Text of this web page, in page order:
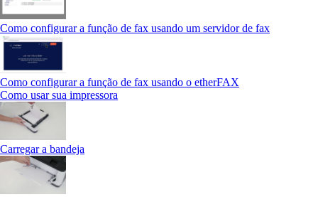
Como configurar a função de fax usando um servidor de fax
Como configurar a função de fax usando o etherFAX
Como usar sua impressora
Carregar a bandeja